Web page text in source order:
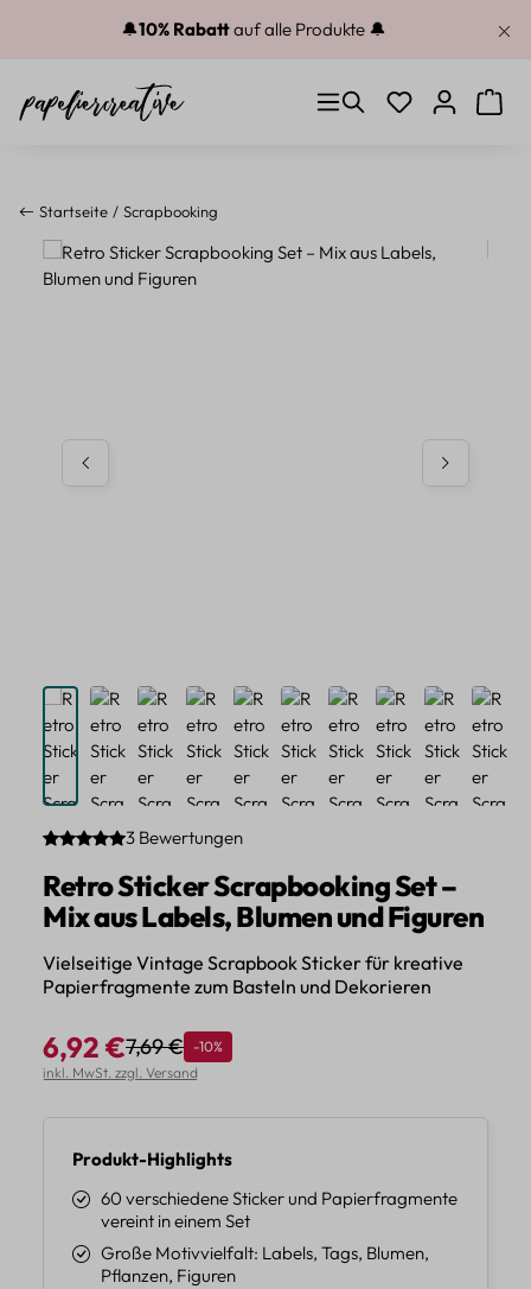
Zum Hauptinhalt springen
🔔10% Rabattauf alle Produkte 🔔
Du hast 0
Startseite Scrapbooking
Bildergalerie überspringen
Durchschnittliche Bewertung von 5 von 5 Sternen
3 Bewertungen
Retro Sticker Scrapbooking Set –
Mix aus Labels, Blumen und Figuren
Vielseitige Vintage Scrapbook Sticker für kreative
Papierfragmente zum Basteln und Dekorieren
Verkaufspreis:
6,92 €Regulärer Preis:
7,69 € Rabatt
-10%
inkl. MwSt. zzgl. Versand
Produkt-Highlights
60 verschiedene Sticker und Papierfragmente
vereint in einem Set
Große Motivvielfalt: Labels, Tags, Blumen,
Pflanzen, Figuren